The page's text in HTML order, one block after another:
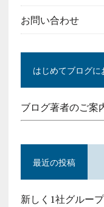
お問い合わせ
はじめてブログ
ブログ著者のご案
最近の投稿
新しく1社グルー